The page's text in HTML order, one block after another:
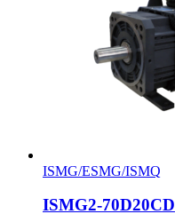
ISMG/ESMG/ISMQ
ISMG2-70D20CD